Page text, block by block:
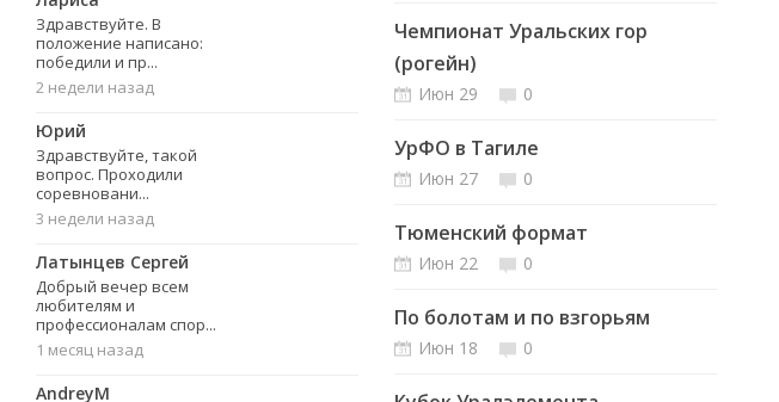
Здравствуйте. В
положение написано:
победили и пр...
2 недели назад
Юрий
Здравствуйте, такой
вопрос. Проходили
соревновани...
3 недели назад
Латынцев Сергей
Добрый вечер всем
любителям и
профессионалам спор...
1 месяц назад
AndreyM
Чемпионат Уральских гор
(рогейн)
Июн 29 0
УрФО в Тагиле
Июн 27 0
Тюменский формат
Июн 22 0
По болотам и по взгорьям
Июн 18 0